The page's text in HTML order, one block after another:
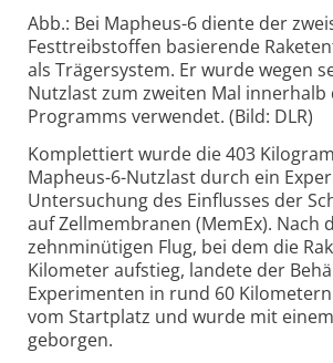
Abb.: Bei Mapheus-6 diente der
Festtreibstoffen basierende
als Trägersystem. Er wurde wegen
Nutzlast zum zweiten Mal innerhalb
Programms verwendet. (Bild: DLR)
Komplettiert wurde die 403
Mapheus-6-Nutzlast durch ein
Unter­suchung des Einflusses der
auf Zell­membranen (MemEx). Nach
zehn­minütigen Flug, bei dem die
Kilometer aufstieg, landete der
Experi­menten in rund 60
vom Startplatz und wurde mit
geborgen.